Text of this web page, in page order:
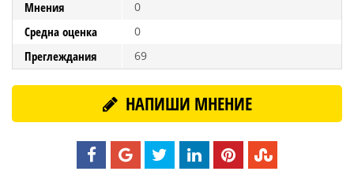
Мнения 0
Средна оценка 0
Преглеждания 69
НАПИШИ МНЕНИЕ